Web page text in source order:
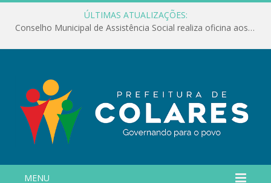
ÚLTIMAS ATUALIZAÇÕES:
Conselho Municipal de Assistência Social realiza oficina aos servidores
MENU